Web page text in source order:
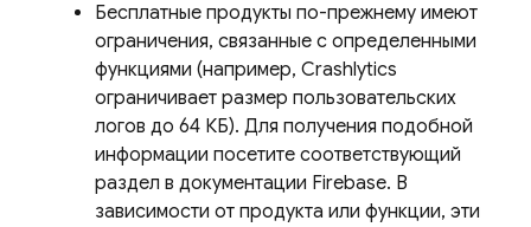
Бесплатные продукты по-прежнему имеют
ограничения, связанные с определенными
функциями (например, Crashlytics
ограничивает размер пользовательских
логов до 64 КБ). Для получения подобной
информации посетите соответствующий
раздел в документации Firebase. В
зависимости от продукта или функции, эти